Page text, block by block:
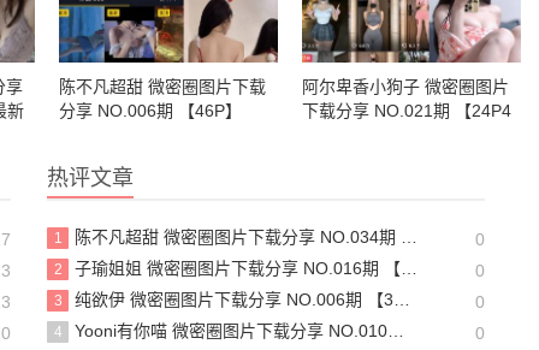
享
新
陈不凡超甜 微密圈图片下载
分享 NO.006期 【46P】
阿尔卑香小狗子 微密圈图片
下载分享 NO.021期 【24P4
热评文章
1 陈不凡超甜 微密圈图片下载分享 NO.034期 【18P1V】最新至：2024.1.25 0
2 子瑜姐姐 微密圈图片下载分享 NO.016期 【24P】 0
3 纯欲伊 微密圈图片下载分享 NO.006期 【37P5V】最新至：2024.1.25 0
4 Yooni有你喵 微密圈图片下载分享 NO.010期 【33P】 0